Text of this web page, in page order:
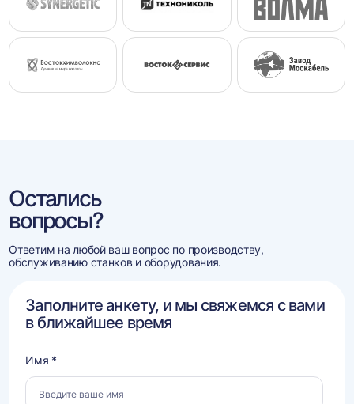
Остались
вопросы?
Ответим на любой ваш вопрос по производству,
обслуживанию станков и оборудования.
Заполните анкету, и мы свяжемся с вами
в ближайшее время
Имя *